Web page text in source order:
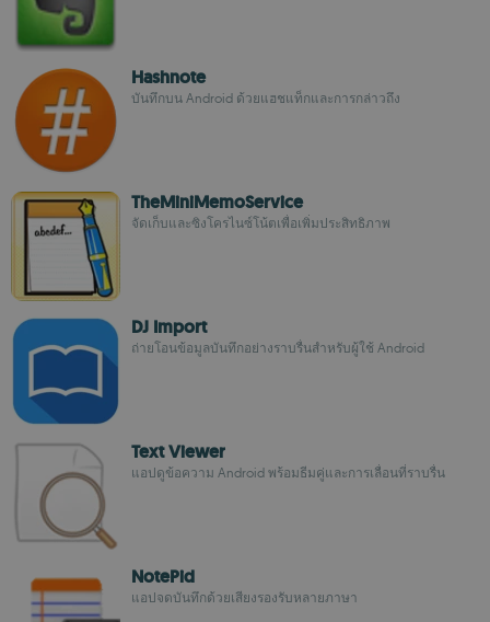
Hashnote
บันทึกบน Android ด้วยแฮชแท็กและการกล่าวถึง
TheMiniMemoService
จัดเก็บและซิงโครไนซ์โน้ตเพื่อเพิ่มประสิทธิภาพ
DJ Import
ถ่ายโอนข้อมูลบันทึกอย่างราบรื่นสำหรับผู้ใช้ Android
Text Viewer
แอปดูข้อความ Android พร้อมธีมคู่และการเลื่อนที่ราบรื่น
NotePid
แอปจดบันทึกด้วยเสียงรองรับหลายภาษา